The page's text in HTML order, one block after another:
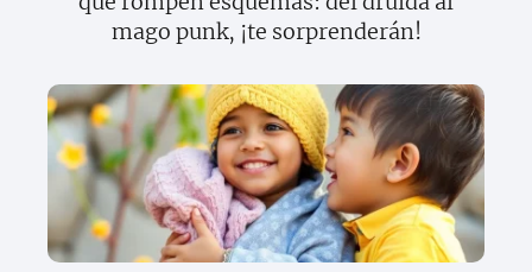
mago punk, ¡te sorprenderán!